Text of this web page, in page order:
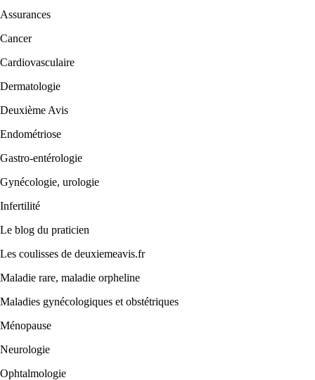
Assurances
Cancer
Cardiovasculaire
Dermatologie
Deuxième Avis
Endométriose
Gastro-entérologie
Gynécologie, urologie
Infertilité
Le blog du praticien
Les coulisses de deuxiemeavis.fr
Maladie rare, maladie orpheline
Maladies gynécologiques et obstétriques
Ménopause
Neurologie
Ophtalmologie